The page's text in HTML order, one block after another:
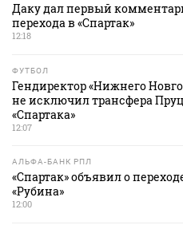
Даку дал первый
перехода в «Спартак»
12:18
ФУТБОЛ
Гендиректор «Нижнего
не исключил трансфера
«Спартака»
12:07
АЛЬФА-БАНК РПЛ
«Спартак» объявил о
«Рубина»
12:00